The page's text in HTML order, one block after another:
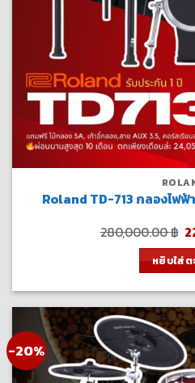
Roland TD-713 กลองไฟ
280,000.00฿
หยิบใส่ต
-20%